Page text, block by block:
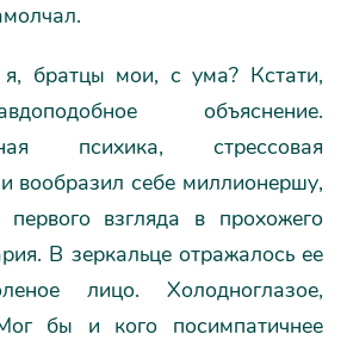
братцы мои, с ума? Кстати,
объяснение.
психика, стрессовая
вообразил себе миллионершу,
взгляда в прохожего
В зеркальце отражалось ее
лицо. Холодноглазое,
бы и кого посимпатичнее